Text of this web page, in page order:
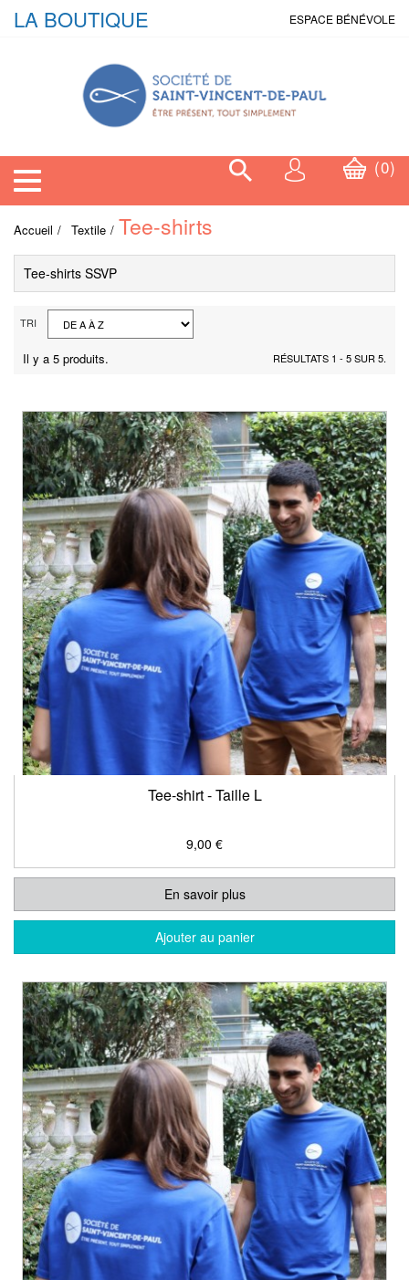
LA BOUTIQUE ESPACE BÉNÉVOLE
0
Toggle navigation
Accueil Textile Tee-shirts
Tee-shirts SSVP
TRI
RÉSULTATS 1 - 5 SUR 5.
Il y a 5 produits.
Tee-shirt - Taille L
9,00 €
En savoir plus
Ajouter au panier